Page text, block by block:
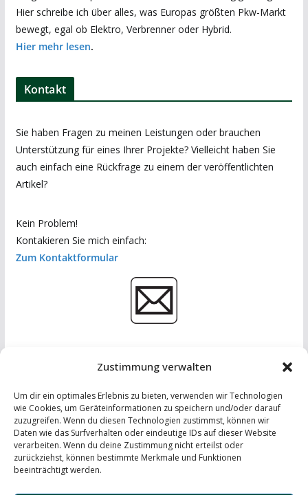
Zustimmung verwalten
Um dir ein optimales Erlebnis zu bieten, verwenden wir Technologien
wie Cookies, um Geräteinformationen zu speichern und/oder darauf
zuzugreifen. Wenn du diesen Technologien zustimmst, können wir
Daten wie das Surfverhalten oder eindeutige IDs auf dieser Website
verarbeiten. Wenn du deine Zustimmung nicht erteilst oder
zurückziehst, können bestimmte Merkmale und Funktionen
beeinträchtigt werden.
Hier schreibe ich über alles, was Europas größten Pkw-Markt
bewegt, egal ob Elektro, Verbrenner oder Hybrid.
Hier mehr lesen.
Kontakt
Sie haben Fragen zu meinen Leistungen oder brauchen
Unterstützung für eines Ihrer Projekte? Vielleicht haben Sie
auch einfach eine Rückfrage zu einem der veröffentlichten
Artikel?
Kein Problem!
Kontakieren Sie mich einfach:
Zum Kontaktformular
IMPRESSUM-DATENSCHUTZERKLÄRUNG- KONTAKT
LinkedIn
Instagram